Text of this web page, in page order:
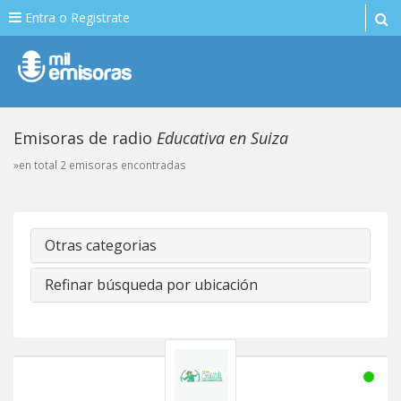
Entra o Registrate
Emisoras de radio Educativa en Suiza
»en total 2 emisoras encontradas
Otras categorias
Refinar búsqueda por ubicación